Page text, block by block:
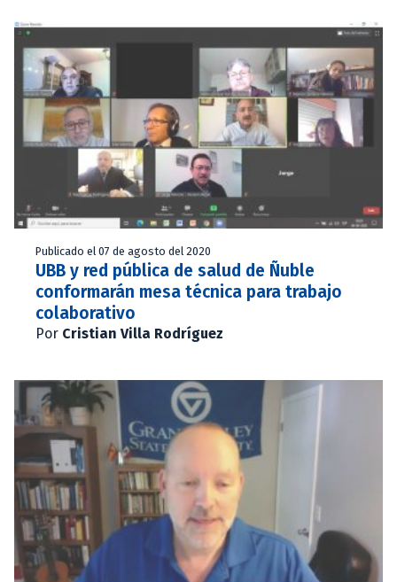
Publicado el 07 de agosto del 2020
UBB y red pública de salud de Ñuble
conformarán mesa técnica para trabajo
colaborativo
Por Cristian Villa Rodríguez